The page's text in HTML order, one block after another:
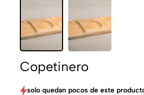
Copetinero
solo quedan pocos de este